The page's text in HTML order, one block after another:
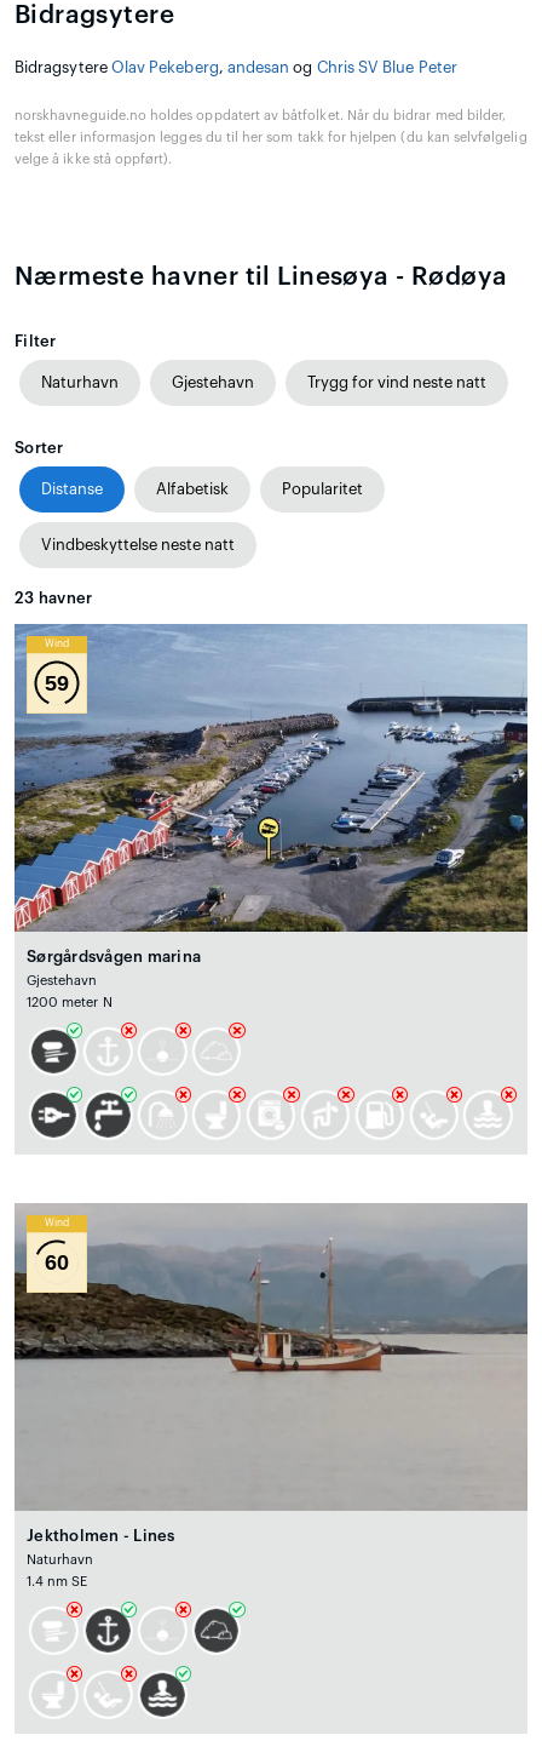
Bidragsytere
Bidragsytere Olav Pekeberg, andesan og Chris SV Blue Peter
norskhavneguide.no holdes oppdatert av båtfolket. Når du bidrar med bilder,
tekst eller informasjon legges du til her som takk for hjelpen (du kan selvfølgelig
velge å ikke stå oppført).
Nærmeste havner til Linesøya - Rødøya
Filter
Naturhavn Gjestehavn Trygg for vind neste natt
Sorter
Distanse Alfabetisk Popularitet
Vindbeskyttelse neste natt
23 havner
Wind
59
Sørgårdsvågen marina
Gjestehavn
1200 meter N
Wind
60
Jektholmen - Lines
Naturhavn
1.4 nm SE